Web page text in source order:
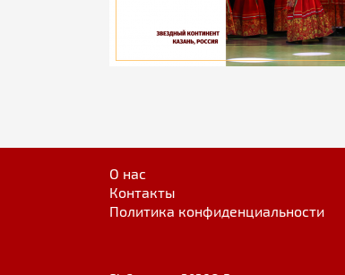
О нас
Контакты
Политика конфиденциальности